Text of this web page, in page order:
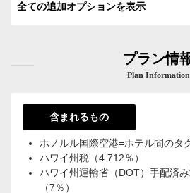
全ての追加オプションを表示
プラン情
Plan Information
含まれるもの
ホノルル国際空港=ホテル間のタ
ハワイ州税（4.712％）
ハワイ州運輸省（DOT）手配済
（7％）